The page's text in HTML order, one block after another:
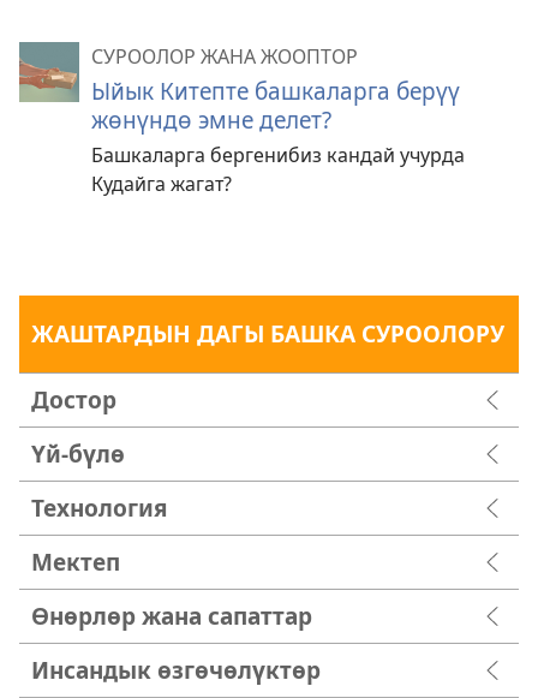
СУРООЛОР ЖАНА ЖООПТОР
Ыйык Китепте башкаларга берүү
жөнүндө эмне делет?
Башкаларга бергенибиз кандай учурда
Кудайга жагат?
ЖАШТАРДЫН ДАГЫ БАШКА СУРООЛОРУ
Достор
Үй-бүлө
Технология
Мектеп
Өнөрлөр жана сапаттар
Инсандык өзгөчөлүктөр